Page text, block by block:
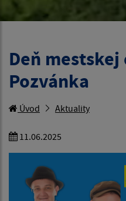
Deň mestskej
Pozvánka
Úvod Aktuality
11.06.2025